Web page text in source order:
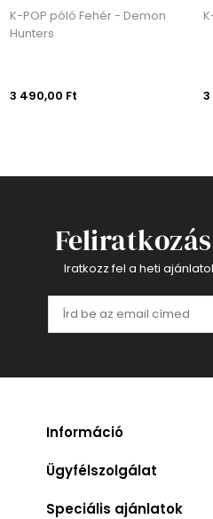
K-POP póló Fehér - Demon
Hunters
3 490,00 Ft
Iratkozz fel a heti
Információ
Ügyfélszolgálat
Speciális ajánlatok